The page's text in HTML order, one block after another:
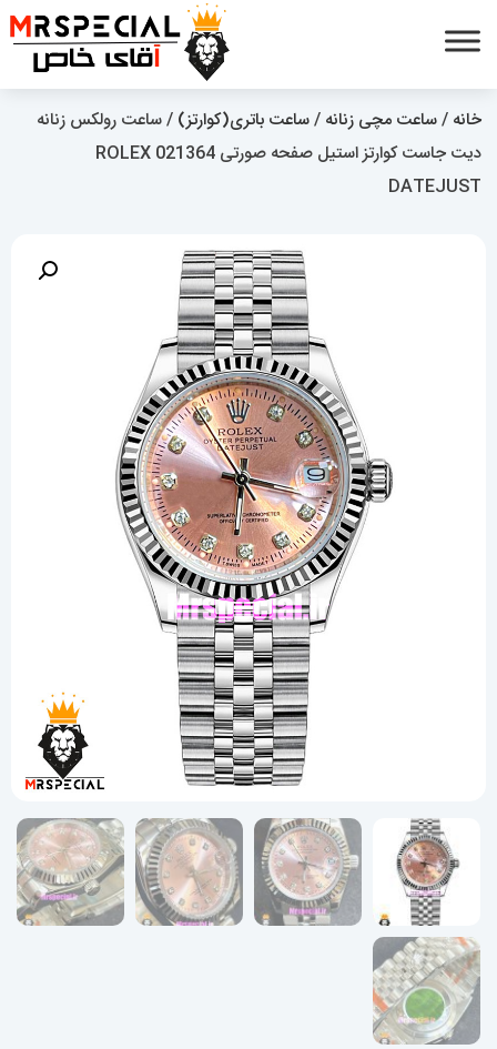
خانه /ساعت مچی زنانه /ساعت باتری(کوارتز) / ساعت رولکس زنانه
دیت جاست کوارتز استیل صفحه صورتی 021364 ROLEX
DATEJUST